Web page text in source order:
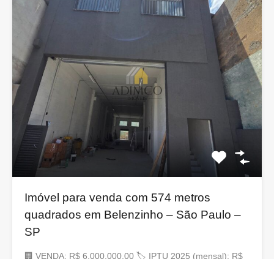
Imóvel para venda com 574 metros
quadrados em Belenzinho – São Paulo –
SP
🏢 VENDA: R$ 6.000.000,00 🏷 IPTU 2025 (mensal): R$